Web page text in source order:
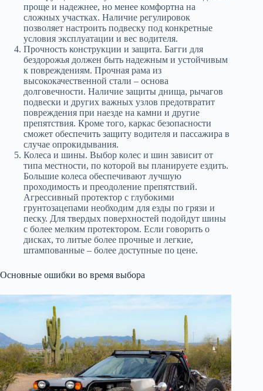
проще и надежнее, но менее комфортна на
сложных участках. Наличие регулировок
позволяет настроить подвеску под конкретные
условия эксплуатации и вес водителя.
Прочность конструкции и защита. Багги для
бездорожья должен быть надежным и устойчивым
к повреждениям. Прочная рама из
высококачественной стали – основа
долговечности. Наличие защиты днища, рычагов
подвески и других важных узлов предотвратит
повреждения при наезде на камни и другие
препятствия. Кроме того, каркас безопасности
сможет обеспечить защиту водителя и пассажира в
случае опрокидывания.
Колеса и шины. Выбор колес и шин зависит от
типа местности, по которой вы планируете ездить.
Большие колеса обеспечивают лучшую
проходимость и преодоление препятствий.
Агрессивный протектор с глубокими
грунтозацепами необходим для езды по грязи и
песку. Для твердых поверхностей подойдут шины
с более мелким протектором. Если говорить о
дисках, то литые более прочные и легкие,
штампованные – более доступные по цене.
Основные ошибки во время выбора